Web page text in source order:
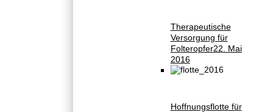
Therapeutische
Versorgung für
Folteropfer22. Mai
2016
Hoffnungsflotte für